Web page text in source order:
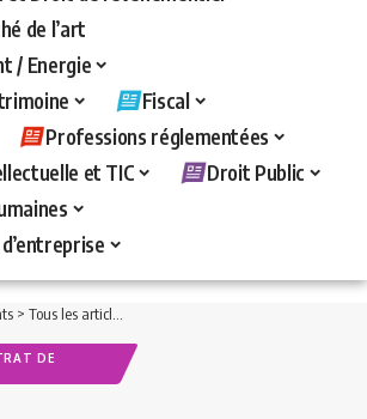
de l’art
/ Energie
Fiscal
Professions réglementées
et TIC
Droit Public
> Tous les articles
DE